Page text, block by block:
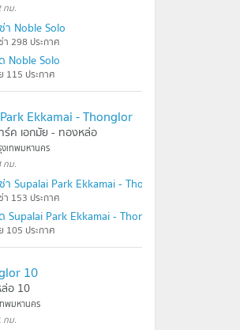
กม.
า Noble Solo
า 298 ประกาศ
Noble Solo
115 ประกาศ
Ekkamai - Thonglor
ร์ค เอกมัย - ทองหล่อ
เทพมหานคร
กม.
า Supalai Park Ekkamai - Thonglor
า 153 ประกาศ
Supalai Park Ekkamai - Thonglor
105 ประกาศ
10
อ 10
พมหานคร
กม.